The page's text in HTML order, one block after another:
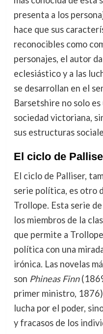
presenta a los
hace que sus
reconocibles como
personajes, el autor
eclesiástico y a las
se desarrollan en el
Barsetshire no solo
sociedad victoriana,
sus estructuras
El ciclo de
El ciclo de Palliser,
serie política, es otro
Trollope. Esta serie
los miembros de la
que permite a
política con una
irónica. Las novelas
son Phineas Finn
primer ministro,
lucha por el poder,
y fracasos de los